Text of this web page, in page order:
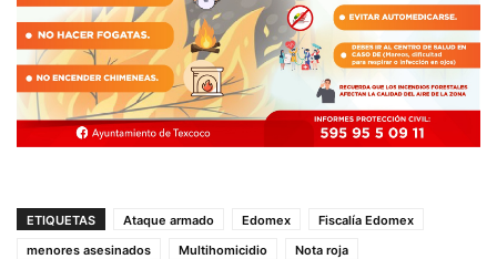
ETIQUETAS Ataque armado Edomex
Fiscalía Edomex
menores asesinados
Multihomicidio
Nota roja